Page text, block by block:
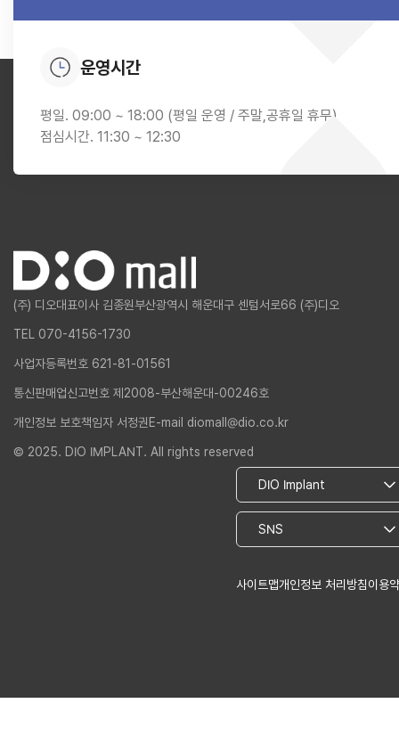
운영시간
평일. 09:00 ~ 18:00 (평일 운영 / 주말,공휴일 휴무)
점심시간. 11:30 ~ 12:30
(주) 디오대표이사 김종원부산광역시 해운대구 센텀서로66 (주)디오
TEL 070-4156-1730
사업자등록번호 621-81-01561
통신판매업신고번호 제2008-부산해운대-00246호
개인정보 보호책임자 서정권 E-mail diomall@dio.co.kr
© 2025. DIO IMPLANT. All rights reserved
사이트맵개인정보 처리방침이용